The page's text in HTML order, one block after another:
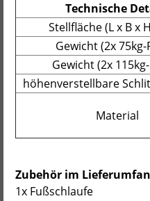
Technische
Stellfläche (L x B x
Gewicht (2x 75kg-
Gewicht (2x
höhenverstellbare
Material
Zubehör im
1x Fußschlaufe